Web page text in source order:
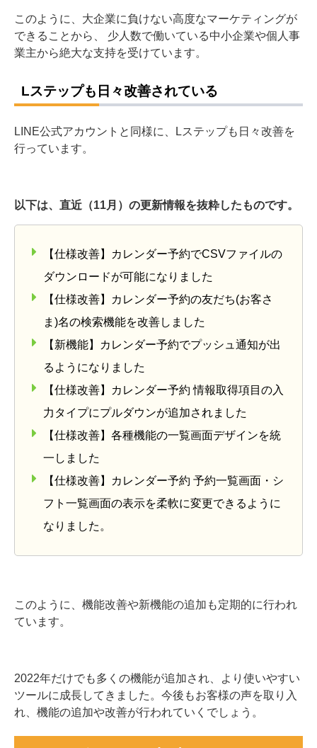
このように、大企業に負けない高度なマーケティングが
できることから、 少人数で働いている中小企業や個人事
業主から絶大な支持を受けています。
Lステップも日々改善されている
LINE公式アカウントと同様に、Lステップも日々改善を
行っています。
以下は、直近（11月）の更新情報を抜粋したものです。
【仕様改善】カレンダー予約でCSVファイルの
ダウンロードが可能になりました
【仕様改善】カレンダー予約の友だち(お客さ
ま)名の検索機能を改善しました
【新機能】カレンダー予約でプッシュ通知が出
るようになりました
【仕様改善】カレンダー予約 情報取得項目の入
力タイプにプルダウンが追加されました
【仕様改善】各種機能の一覧画面デザインを統
一しました
【仕様改善】カレンダー予約 予約一覧画面・シ
フト一覧画面の表示を柔軟に変更できるように
なりました。
このように、機能改善や新機能の追加も定期的に行われ
ています。
2022年だけでも多くの機能が追加され、より使いやすい
ツールに成長してきました。今後もお客様の声を取り入
れ、機能の追加や改善が行われていくでしょう。